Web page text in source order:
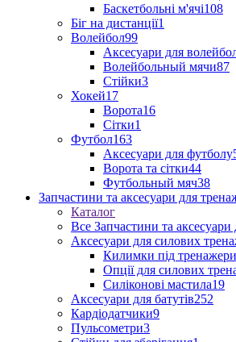
Баскетбольні м'ячі108
Біг на дистанції1
Волейбол99
Аксесуари для
Волейбольный мячи87
Стійки3
Хокей17
Ворота16
Сітки1
Футбол163
Аксесуари для футболу
Ворота та сітки44
Футбольный мяч38
Запчастини та аксесуари для
Каталог
Все Запчастини та аксесуари
Аксесуари для силових
Килимки під тренажери
Опції для силових
Силіконові мастила19
Аксесуари для батутів252
Кардіодатчики9
Пульсометри3